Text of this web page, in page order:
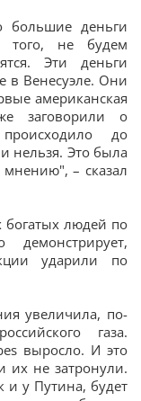
большие деньги
не будем
Эти деньги
в Венесуэле. Они
американская
заговорили о
до
нельзя. Это была
мнению", – сказал
людей по
ударили по
увеличила, по-
газа.
выросло. И это
их не затронули.
и у Путина, будет